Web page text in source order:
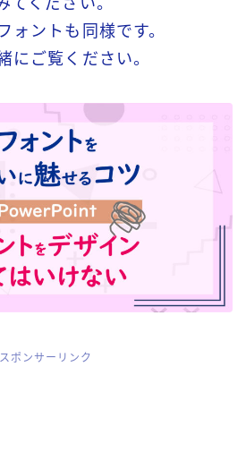
ォントも同様です。
にご覧ください。
スポンサーリンク